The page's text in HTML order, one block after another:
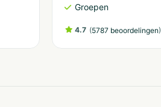
Groepen
4.7 (5787 beoordelingen)